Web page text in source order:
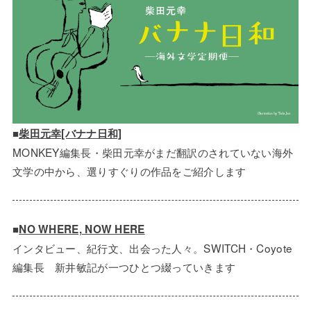
■柴田元幸[バナナ日和]
MONKEY編集長・柴田元幸がまだ翻訳のされていない海外
文学の中から、選りすぐりの作品をご紹介します
■NO WHERE, NOW HERE
インタビュー、紀行文、出会った人々。SWITCH・Coyote
編集長 新井敏記が一つひとつ綴っていきます